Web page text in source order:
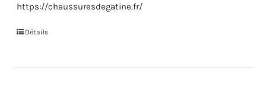
https://chaussuresdegatine.fr/
Détails